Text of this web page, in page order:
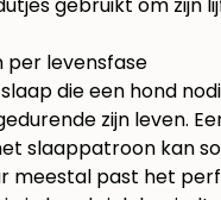
gebruikt om zijn
per levensfase
die een hond
zijn leven.
slaappatroon kan
meestal past het